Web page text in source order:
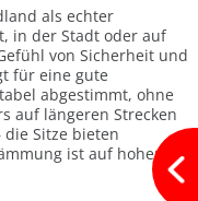
als echter
in der Stadt oder auf
von Sicherheit und
für eine gute
abgestimmt, ohne
auf längeren Strecken
Sitze bieten
ist auf hohem